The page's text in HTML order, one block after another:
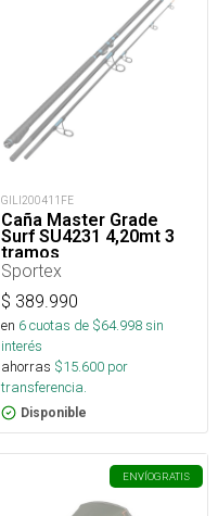
GILI200411FE
Caña Master Grade
Surf SU4231 4,20mt 3
tramos
Sportex
$ 389.990
en 6cuotas de $64.998sin
interés
ahorras $15.600 por
transferencia.
Disponible
ENVÍOGRATIS